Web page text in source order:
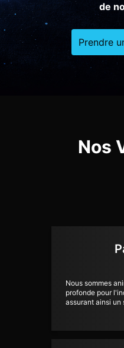
de
Prendre
Nos
Nous sommes
profonde pour
assurant ainsi